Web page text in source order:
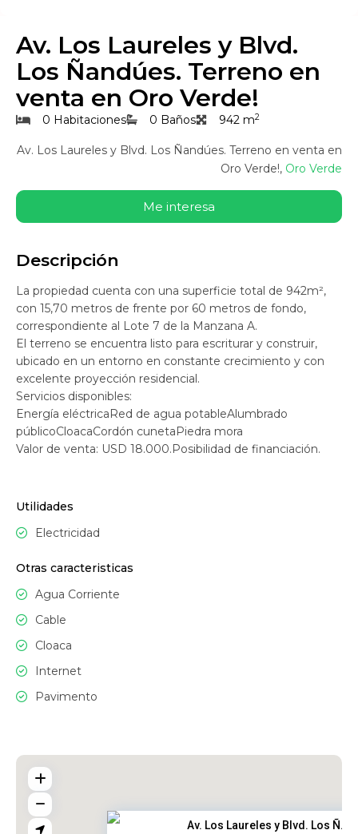
Av. Los Laureles y Blvd.
Los Ñandúes. Terreno en
venta en Oro Verde!
0 Habitaciones 0 Baños 942 m2
Av. Los Laureles y Blvd. Los Ñandúes. Terreno en venta en
Oro Verde!, Oro Verde
Me interesa
Descripción
La propiedad cuenta con una superficie total de 942m²,
con 15,70 metros de frente por 60 metros de fondo,
correspondiente al Lote 7 de la Manzana A.
El terreno se encuentra listo para escriturar y construir,
ubicado en un entorno en constante crecimiento y con
excelente proyección residencial.
Servicios disponibles:
Energía eléctricaRed de agua potableAlumbrado
públicoCloacaCordón cunetaPiedra mora
Valor de venta: USD 18.000.Posibilidad de financiación.
Utilidades
Electricidad
Otras caracteristicas
Agua Corriente
Cable
Cloaca
Internet
Pavimento
Av. Los Laureles y Blvd. Los Ñ...